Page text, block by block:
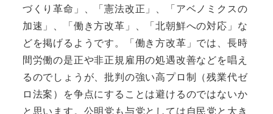
づくり革命」、「憲法改正」、「アベノミクスの
加速」、「働き方改革」、「北朝鮮への対応」な
どを掲げるようです。「働き方改革」では、長時
間労働の是正や非正規雇用の処遇改善などを唱え
るのでしょうが、批判の強い高プロ制（残業代ゼ
ロ法案）を争点にすることは避けるのではないか
と思います。公明党も与党としては自民党と大き